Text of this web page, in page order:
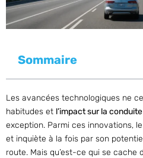
Sommaire
Les avancées technologiques ne
habitudes et l’impact sur la conduite
exception. Parmi ces innovations,
et inquiète à la fois par son
route. Mais qu’est-ce qui se cache